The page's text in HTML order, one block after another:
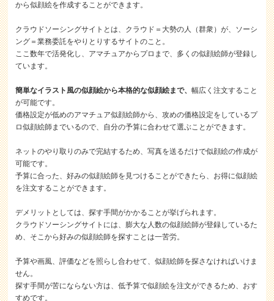
から似顔絵を作成することができます。
クラウドソーシングサイトとは、クラウド＝大勢の人（群衆）が、ソーシ
ング＝業務委託をやりとりするサイトのこと。
ここ数年で活発化し、アマチュアからプロまで、多くの似顔絵師が登録し
ています。
簡単なイラスト風の似顔絵から本格的な似顔絵まで、幅広く注文すること
が可能です。
価格設定が低めのアマチュア似顔絵師から、攻めの価格設定をしているプ
ロ似顔絵師までいるので、自分の予算に合わせて選ぶことができます。
ネットのやり取りのみで完結するため、写真を送るだけで似顔絵の作成が
可能です。
予算に合った、好みの似顔絵師を見つけることができたら、お得に似顔絵
を注文することができます。
デメリットとしては、探す手間がかかることが挙げられます。
クラウドソーシングサイトには、膨大な人数の似顔絵師が登録しているた
め、そこから好みの似顔絵師を探すことは一苦労。
予算や画風、評価などを照らし合わせて、似顔絵師を探さなければいけま
せん。
探す手間が苦にならない方は、低予算で似顔絵を注文ができるため、おす
すめです。